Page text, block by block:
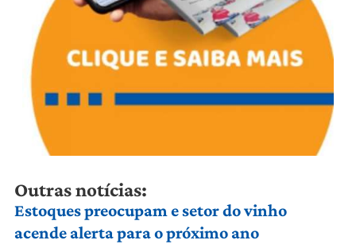
Outras notícias:
Estoques preocupam e setor do vinho
acende alerta para o próximo ano